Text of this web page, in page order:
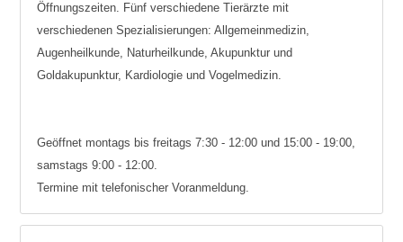
Öffnungszeiten. Fünf verschiedene Tierärzte mit
verschiedenen Spezialisierungen: Allgemeinmedizin,
Augenheilkunde, Naturheilkunde, Akupunktur und
Goldakupunktur, Kardiologie und Vogelmedizin.
Geöffnet montags bis freitags 7:30 - 12:00 und 15:00 - 19:00,
samstags 9:00 - 12:00.
Termine mit telefonischer Voranmeldung.